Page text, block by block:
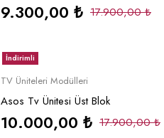
17.900,00₺
9.300,00 ₺
İndirimli
TV Üniteleri Modülleri
Asos Tv Ünitesi Üst Blok
17.900,00₺
10.000,00 ₺